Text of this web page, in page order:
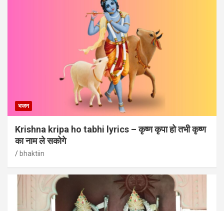
भजन
Krishna kripa ho tabhi lyrics – कृष्ण कृपा हो तभी कृष्ण
का नाम ले सकोगे
bhaktiin